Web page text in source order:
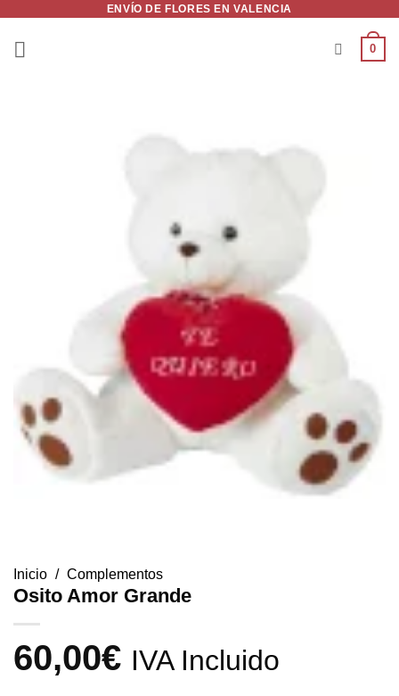
contenido
ENVÍO DE FLORES EN VALENCIA
0
Inicio / Complementos
Osito Amor Grande
60,00€ IVA Incluido